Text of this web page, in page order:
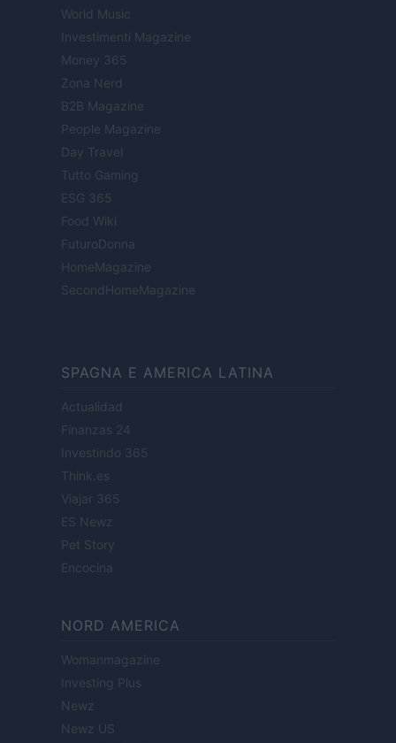
World Music
Investimenti Magazine
Money 365
Zona Nerd
B2B Magazine
People Magazine
Day Travel
Tutto Gaming
ESG 365
Food Wiki
FuturoDonna
HomeMagazine
SecondHomeMagazine
SPAGNA E AMERICA LATINA
Actualidad
Finanzas 24
Investindo 365
Think.es
Viajar 365
ES Newz
Pet Story
Encocina
NORD AMERICA
Womanmagazine
Investing Plus
Newz
Newz US